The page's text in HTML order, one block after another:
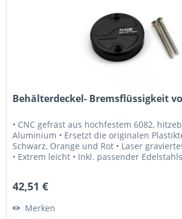
Behälterdeckel- Bremsflüssigkeit
• CNC gefräst aus hochfestem 6082,
Aluminium • Ersetzt die originalen
Schwarz, Orange und Rot • Laser
• Extrem leicht • Inkl. passender
42,51 €
Merken